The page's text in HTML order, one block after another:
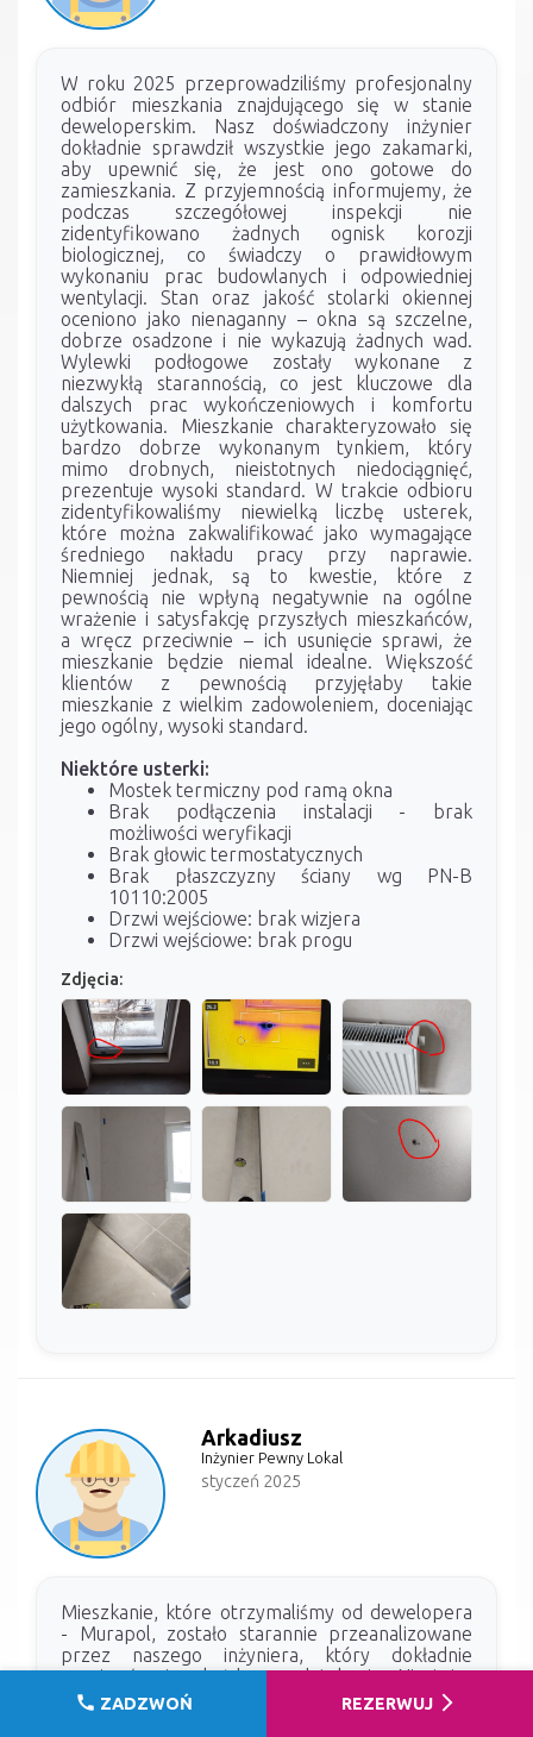
W roku 2025 przeprowadziliśmy profesjonalny
odbiór mieszkania znajdującego się w stanie
deweloperskim. Nasz doświadczony inżynier
dokładnie sprawdził wszystkie jego zakamarki,
aby upewnić się, że jest ono gotowe do
zamieszkania. Z przyjemnością informujemy, że
podczas szczegółowej inspekcji nie
zidentyfikowano żadnych ognisk korozji
biologicznej, co świadczy o prawidłowym
wykonaniu prac budowlanych i odpowiedniej
wentylacji. Stan oraz jakość stolarki okiennej
oceniono jako nienaganny – okna są szczelne,
dobrze osadzone i nie wykazują żadnych wad.
Wylewki podłogowe zostały wykonane z
niezwykłą starannością, co jest kluczowe dla
dalszych prac wykończeniowych i komfortu
użytkowania. Mieszkanie charakteryzowało się
bardzo dobrze wykonanym tynkiem, który
mimo drobnych, nieistotnych niedociągnięć,
prezentuje wysoki standard. W trakcie odbioru
zidentyfikowaliśmy niewielką liczbę usterek,
które można zakwalifikować jako wymagające
średniego nakładu pracy przy naprawie.
Niemniej jednak, są to kwestie, które z
pewnością nie wpłyną negatywnie na ogólne
wrażenie i satysfakcję przyszłych mieszkańców,
a wręcz przeciwnie – ich usunięcie sprawi, że
mieszkanie będzie niemal idealne. Większość
klientów z pewnością przyjęłaby takie
mieszkanie z wielkim zadowoleniem, doceniając
jego ogólny, wysoki standard.
Niektóre usterki:
Mostek termiczny pod ramą okna
Brak podłączenia instalacji - brak
możliwości weryfikacji
Brak głowic termostatycznych
Brak płaszczyzny ściany wg PN-B
10110:2005
Drzwi wejściowe: brak wizjera
Drzwi wejściowe: brak progu
Zdjęcia:
Arkadiusz
Inżynier Pewny Lokal
styczeń 2025
Mieszkanie, które otrzymaliśmy od dewelopera
- Murapol, zostało starannie przeanalizowane
przez naszego inżyniera, który dokładnie
przyjrzał się każdemu detelowi. Niestety,
zauważyliśmy, że nie przeprowadzono badania
kamerą termowizyjną, co mogłoby ułatwić nam
call ZADZWOŃ REZERWUJ arrow_forward_ios